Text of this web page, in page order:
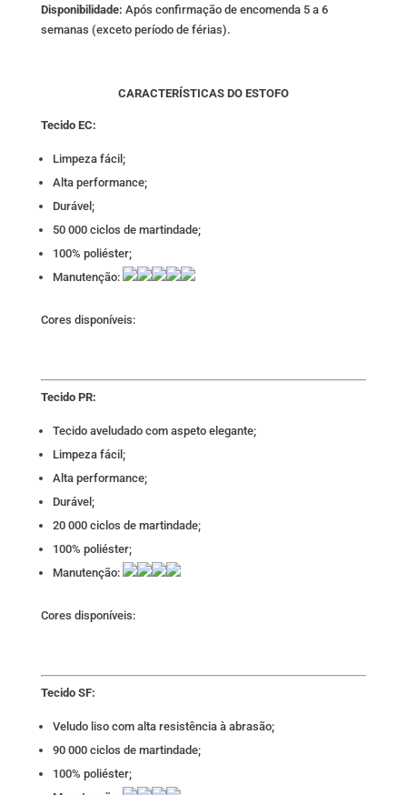
Disponibilidade: Após confirmação de encomenda 5 a 6
semanas (exceto período de férias).
CARACTERÍSTICAS DO ESTOFO
Tecido EC:
Limpeza fácil;
Alta performance;
Durável;
50 000 ciclos de martindade;
100% poliéster;
Manutenção:
Cores disponíveis:
Tecido PR:
Tecido aveludado com aspeto elegante;
Limpeza fácil;
Alta performance;
Durável;
20 000 ciclos de martindade;
100% poliéster;
Manutenção:
Cores disponíveis:
Tecido SF:
Veludo liso com alta resistência à abrasão;
90 000 ciclos de martindade;
100% poliéster;